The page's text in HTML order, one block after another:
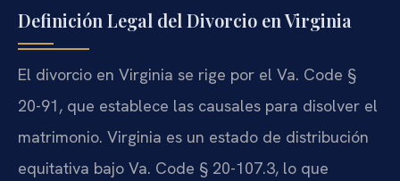
Definición Legal del Divorcio en Virginia
El divorcio en Virginia se rige por el Va. Code §
20-91, que establece las causales para disolver el
matrimonio. Virginia es un estado de distribución
equitativa bajo Va. Code § 20-107.3, lo que